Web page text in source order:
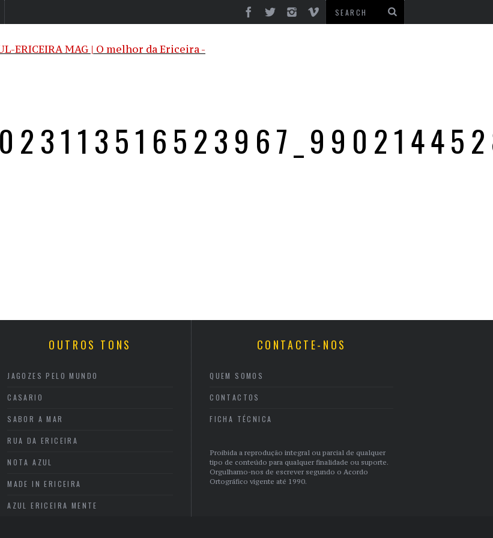
OUTROS TONS
JAGOZES PELO MUNDO
CASARIO
SABOR A MAR
RUA DA ERICEIRA
NOTA AZUL
MADE IN ERICEIRA
AZUL ERICEIRA MENTE
CONTACTE-NOS
QUEM SOMOS
CONTACTOS
FICHA TÉCNICA
Proibida a reprodução integral ou parcial de qualquer
tipo de conteúdo para qualquer finalidade ou suporte.
Orgulhamo-nos de escrever segundo o Acordo
Ortográfico vigente até 1990.